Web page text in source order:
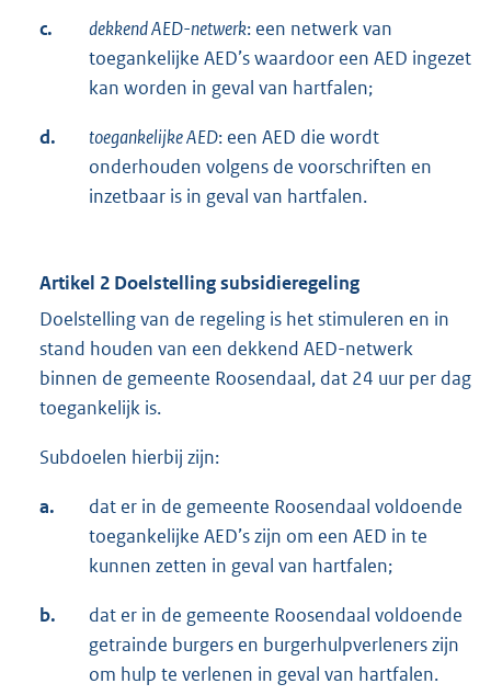
c. dekkend AED-netwerk: een netwerk van
toegankelijke AED’s waardoor een AED ingezet
kan worden in geval van hartfalen;
d. toegankelijke AED: een AED die wordt
onderhouden volgens de voorschriften en
inzetbaar is in geval van hartfalen.
Artikel 2 Doelstelling subsidieregeling
Doelstelling van de regeling is het stimuleren en in
stand houden van een dekkend AED-netwerk
binnen de gemeente Roosendaal, dat 24 uur per dag
toegankelijk is.
Subdoelen hierbij zijn:
a.
dat er in de gemeente Roosendaal voldoende
toegankelijke AED’s zijn om een AED in te
kunnen zetten in geval van hartfalen;
b.
dat er in de gemeente Roosendaal voldoende
getrainde burgers en burgerhulpverleners zijn
om hulp te verlenen in geval van hartfalen.